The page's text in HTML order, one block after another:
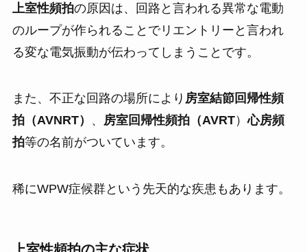
上室性頻拍の原因は、回路と言われる異常な電動
のループが作られることでリエントリーと言われ
る変な電気振動が伝わってしまうことです。
また、不正な回路の場所により 房室結節回帰性頻
拍（AVNRT）
、 房室回帰性頻拍（AVRT）心房頻
拍等の名前がついています。
稀にWPW症候群という先天的な疾患もあります。